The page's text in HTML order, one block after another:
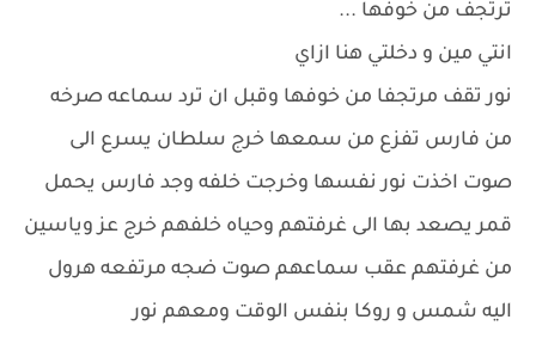
ترتجف من خوفها ...
انتي مين و دخلتي هنا ازاي
نور تقف مرتجفا من خوفها وقبل ان ترد سماعه صرخه
من فارس تفزع من سمعها خرج سلطان يسرع الى
صوت اخذت نور نفسها وخرجت خلفه وجد فارس يحمل
قمر يصعد بها الى غرفتهم وحياه خلفهم خرج عز وياسين
من غرفتهم عقب سماعهم صوت ضجه مرتفعه هرول
اليه شمس و روكا بنفس الوقت ومعهم نور